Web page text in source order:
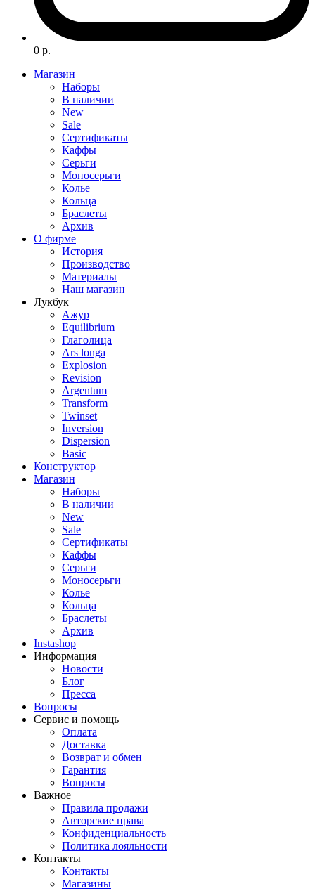
0 р.
Магазин
Наборы
В наличии
New
Sale
Сертификаты
Каффы
Серьги
Моносерьги
Колье
Кольца
Браслеты
Архив
О фирме
История
Производство
Материалы
Наш магазин
Лукбук
Ажур
Equilibrium
Глаголица
Ars longa
Explosion
Revision
Argentum
Transform
Twinset
Inversion
Dispersion
Basic
Конструктор
Магазин
Наборы
В наличии
New
Sale
Сертификаты
Каффы
Серьги
Моносерьги
Колье
Кольца
Браслеты
Архив
Instashop
Информация
Новости
Блог
Пресса
Вопросы
Сервис и помощь
Оплата
Доставка
Возврат и обмен
Гарантия
Вопросы
Важное
Правила продажи
Авторские права
Конфиденциальность
Политика лояльности
Контакты
Контакты
Магазины